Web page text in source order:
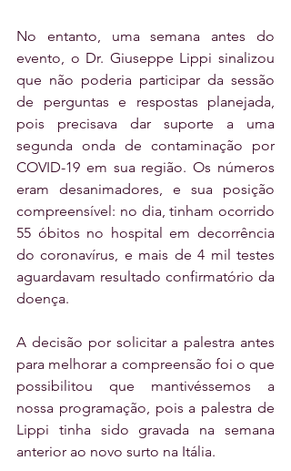
No entanto, uma semana antes do
evento, o Dr. Giuseppe Lippi sinalizou
que não poderia participar da sessão
de perguntas e respostas planejada,
pois precisava dar suporte a uma
segunda onda de contaminação por
COVID-19 em sua região. Os números
eram desanimadores, e sua posição
compreensível: no dia, tinham ocorrido
55 óbitos no hospital em decorrência
do coronavírus, e mais de 4 mil testes
aguardavam resultado confirmatório da
doença.
A decisão por solicitar a palestra antes
para melhorar a compreensão foi o que
possibilitou que mantivéssemos a
nossa programação, pois a palestra de
Lippi tinha sido gravada na semana
anterior ao novo surto na Itália.